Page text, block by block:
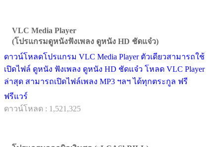
VLC Media Player
(โปรแกรมดูหนังฟังเพลง ดูหนัง HD ชัดแจ๋ว)
ดาวน์โหลดโปรแกรม VLC Media Player ตัวเดียวสามารถใช้
เปิดไฟล์ ดูหนัง ฟังเพลง ดูหนัง HD ชัดแจ๋ว โหลด VLC Player
ล่าสุด สามารถเปิดไฟล์เพลง MP3 ฯลฯ ได้ทุกตระกูล ฟรี
ฟรีแวร์
ดาวน์โหลด : 1,521,325